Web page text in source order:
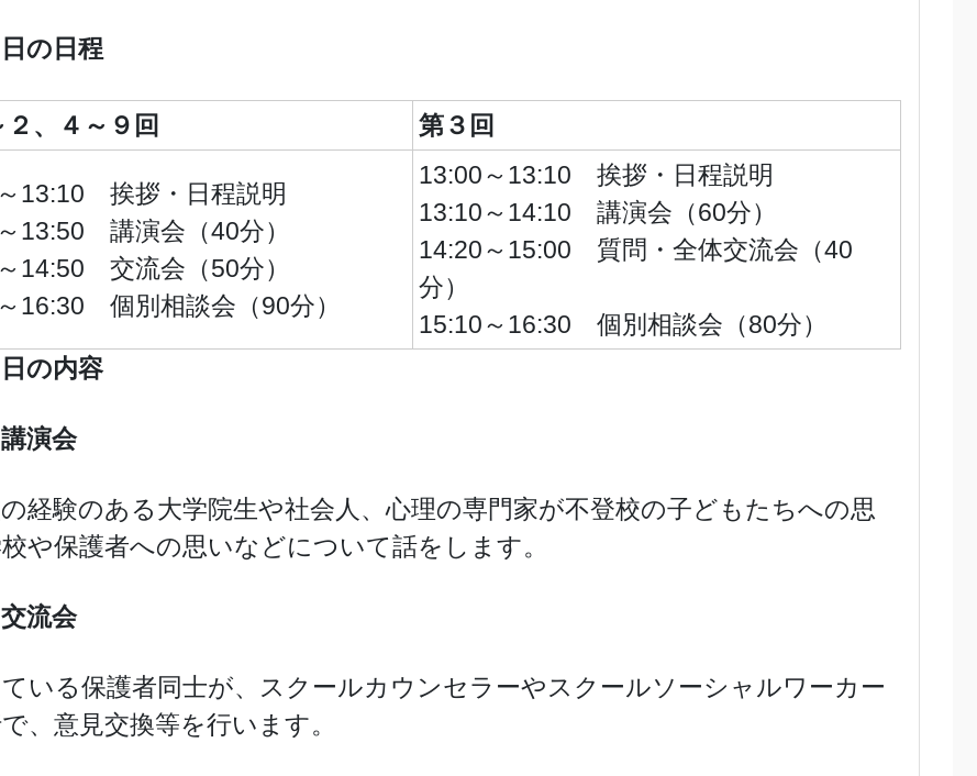
の日程
、４～９回 第３回
13:10 挨拶・日程説明
13:50 講演会（40分）
14:50 交流会（50分）
16:30 個別相談会（90分）
13:00～13:10 挨拶・日程説明
13:10～14:10 講演会（60分）
14:20～15:00 質問・全体交流会（40
分）
15:10～16:30 個別相談会（80分）
の内容
講演会
経験のある大学院生や社会人、心理の専門家が不登校の子どもたちへの思
や保護者への思いなどについて話をします。
交流会
いる保護者同士が、スクールカウンセラーやスクールソーシャルワーカー
、意見交換等を行います。